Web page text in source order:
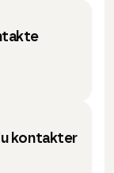
kontakter